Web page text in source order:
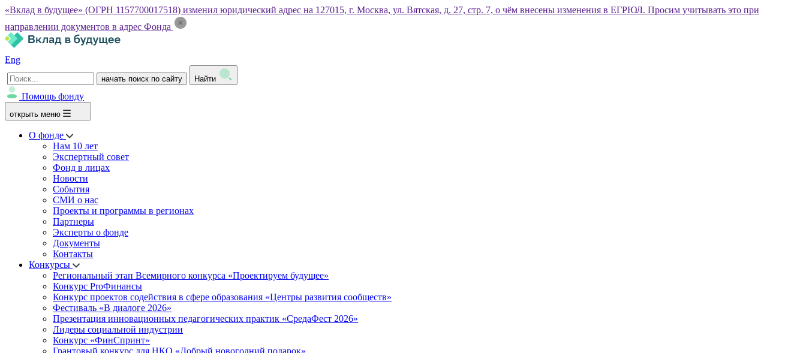
«Вклад в будущее» (ОГРН 1157700017518) изменил юридический адрес на 127015, г. Москва, ул. Вятская, д. 27, стр. 7, о чём внесены изменения в ЕГРЮЛ. Просим учитывать это при
направлении документов в адрес Фонда
Eng
начать поиск по сайту Найти
Помощь фонду
открыть меню
О фонде
Нам 10 лет
Экспертный совет
Фонд в лицах
Новости
События
СМИ о нас
Проекты и программы в регионах
Партнеры
Эксперты о фонде
Документы
Контакты
Конкурсы
Региональный этап Всемирного конкурса «Проектируем будущее»
Конкурс ProФинансы
Конкурс проектов содействия в сфере образования «Центры развития сообществ»
Фестиваль «В диалоге 2026»
Презентация инновационных педагогических практик «СредаФест 2026»
Лидеры социальной индустрии
Конкурс «ФинСпринт»
Грантовый конкурс для НКО «Добрый новогодний подарок»